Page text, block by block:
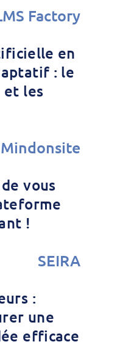
Factory
en
: le
et les
vous
!
SEIRA
:
une
efficace